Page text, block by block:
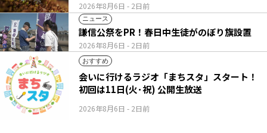
2026年8月6日 - 2日前
ニュース
2026年8月6日 - 2日前
謙信公祭をPR！春日中生徒がのぼり旗設置
おすすめ
2026年8月6日 - 2日前
会いに行けるラジオ「まちスタ」スタート！
初回は11日(火･祝) 公開生放送